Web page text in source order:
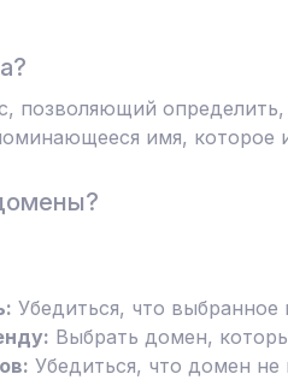
позволяющий
имя,
Убедиться, что выбранное
Выбрать домен,
Убедиться, что домен